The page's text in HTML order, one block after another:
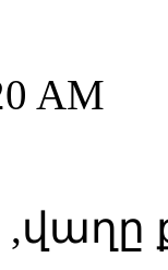
AM
,վաղը